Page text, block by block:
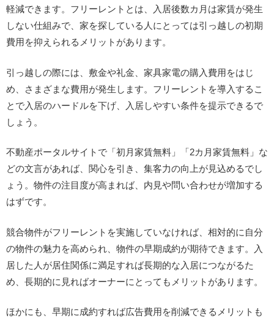
軽減できます。フリーレントとは、入居後数カ月は家賃が発生
しない仕組みで、家を探している人にとっては引っ越しの初期
費用を抑えられるメリットがあります。
引っ越しの際には、敷金や礼金、家具家電の購入費用をはじ
め、さまざまな費用が発生します。フリーレントを導入するこ
とで入居のハードルを下げ、入居しやすい条件を提示できるで
しょう。
不動産ポータルサイトで「初月家賃無料」「2カ月家賃無料」な
どの文言があれば、関心を引き、集客力の向上が見込めるでし
ょう。物件の注目度が高まれば、内見や問い合わせが増加する
はずです。
競合物件がフリーレントを実施していなければ、相対的に自分
の物件の魅力を高められ、物件の早期成約が期待できます。入
居した人が居住関係に満足すれば長期的な入居につながるた
め、長期的に見ればオーナーにとってもメリットがあります。
ほかにも、早期に成約すれば広告費用を削減できるメリットも